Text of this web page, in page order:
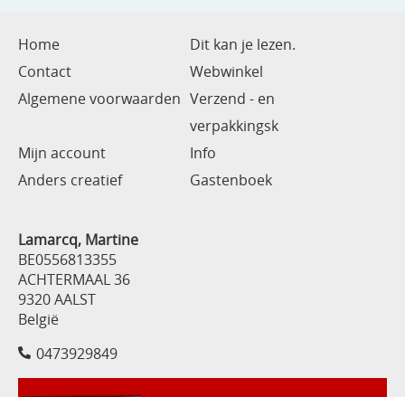
Home
Dit kan je lezen.
Contact
Webwinkel
Algemene voorwaarden Verzend - en
verpakkingsk
Mijn account
Info
Anders creatief
Gastenboek
Lamarcq, Martine
BE0556813355
ACHTERMAAL 36
9320 AALST
België
0473929849